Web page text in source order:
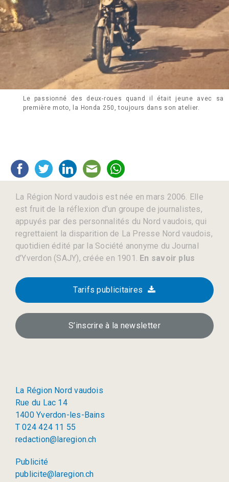
Le passionné des deux-roues quand il était jeune avec sa
première moto, la Honda 250, toujours dans son atelier.
La Région Nord vaudois est née en mars 2006. Elle
est fruit de la réflexion d’un groupe de journalistes,
appuyés par des personnalités du Nord vaudois, qui
regrettaient la disparition de La Presse Nord vaudois,
quotidien édité par la Société anonyme du Journal
d’Yverdon (SAJY), créée en 1901. En savoir plus
Tarifs publicitaires
S’inscrire à la newsletter
La Région Nord vaudois
Rue du Lac 14
1400 Yverdon-les-Bains
T 024 424 11 55
redaction@laregion.ch
Publicité
publicite@laregion.ch